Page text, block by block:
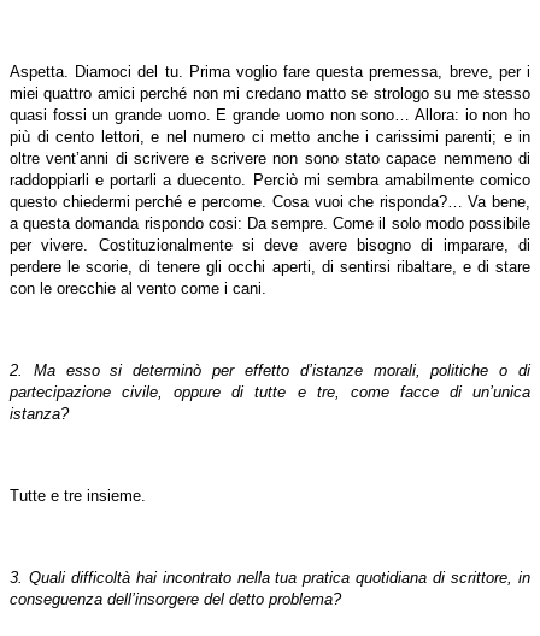
Aspetta. Diamoci del tu. Prima voglio fare questa premessa, breve, per i
miei quattro amici perché non mi credano matto se strologo su me stesso
quasi fossi un grande uomo. E grande uomo non sono… Allora: io non ho
più di cento lettori, e nel numero ci metto anche i carissimi parenti; e in
oltre vent’anni di scrivere e scrivere non sono stato capace nemmeno di
raddoppiarli e portarli a duecento. Perciò mi sembra amabilmente comico
questo chiedermi perché e percome. Cosa vuoi che risponda?… Va bene,
a questa domanda rispondo cosi: Da sempre. Come il solo modo possibile
per vivere. Costituzionalmente si deve avere bisogno di imparare, di
perdere le scorie, di tenere gli occhi aperti, di sentirsi ribaltare, e di stare
con le orecchie al vento come i cani.
2.
Ma esso si determinò per effetto d’istanze morali, politiche o di
partecipazione civile, oppure di tutte e tre, come facce di un’unica
istanza?
Tutte e tre insieme.
3. Quali difficoltà hai incontrato nella tua pratica quotidiana di scrittore, in
conseguenza dell’insorgere del detto problema?